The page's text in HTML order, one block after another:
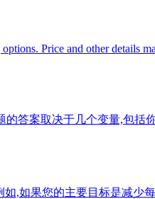
Price and other details
答案取决于几个变量,包括
,如果您的主要目标是减